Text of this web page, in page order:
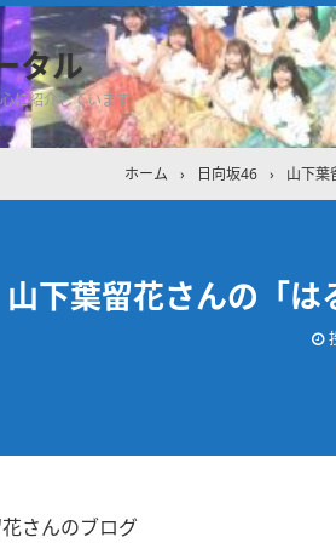
タル
に紹介しています
ホーム › 日向坂46 › 山下葉
山下葉留花さんの「
さんのブログ